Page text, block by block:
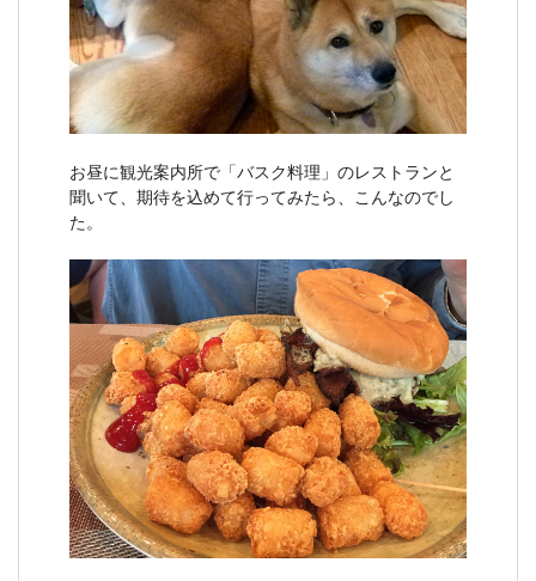
お昼に観光案内所で「バスク料理」のレストランと
聞いて、期待を込めて行ってみたら、こんなのでし
た。